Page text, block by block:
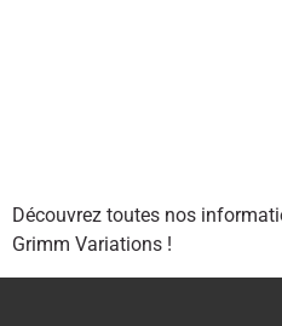
Découvrez toutes nos
Grimm Variations !